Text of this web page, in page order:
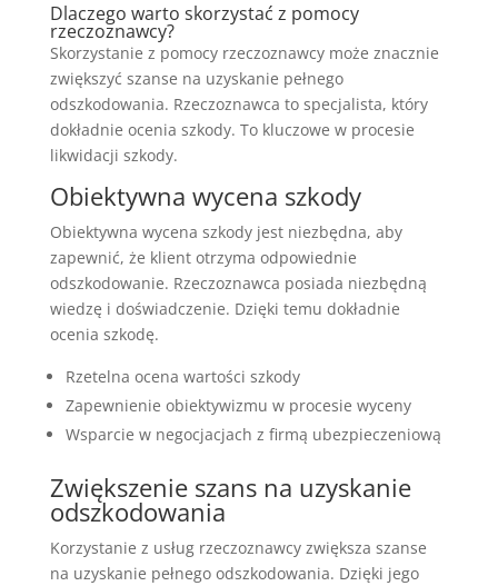
Dlaczego warto skorzystać z pomocy
rzeczoznawcy?
Skorzystanie z pomocy rzeczoznawcy może znacznie
zwiększyć szanse na uzyskanie pełnego
odszkodowania. Rzeczoznawca to specjalista, który
dokładnie ocenia szkody. To kluczowe w procesie
likwidacji szkody.
Obiektywna wycena szkody
Obiektywna wycena szkody jest niezbędna, aby
zapewnić, że klient otrzyma odpowiednie
odszkodowanie. Rzeczoznawca posiada niezbędną
wiedzę i doświadczenie. Dzięki temu dokładnie
ocenia szkodę.
Rzetelna ocena wartości szkody
Zapewnienie obiektywizmu w procesie wyceny
Wsparcie w negocjacjach z firmą ubezpieczeniową
Zwiększenie szans na uzyskanie
odszkodowania
Korzystanie z usług rzeczoznawcy zwiększa szanse
na uzyskanie pełnego odszkodowania. Dzięki jego